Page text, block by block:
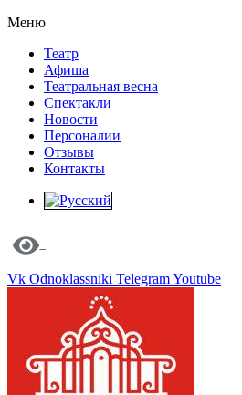
Меню
Театр
Афиша
Театральная весна
Спектакли
Новости
Персоналии
Отзывы
Контакты
Vk Odnoklassniki TelegramYoutube